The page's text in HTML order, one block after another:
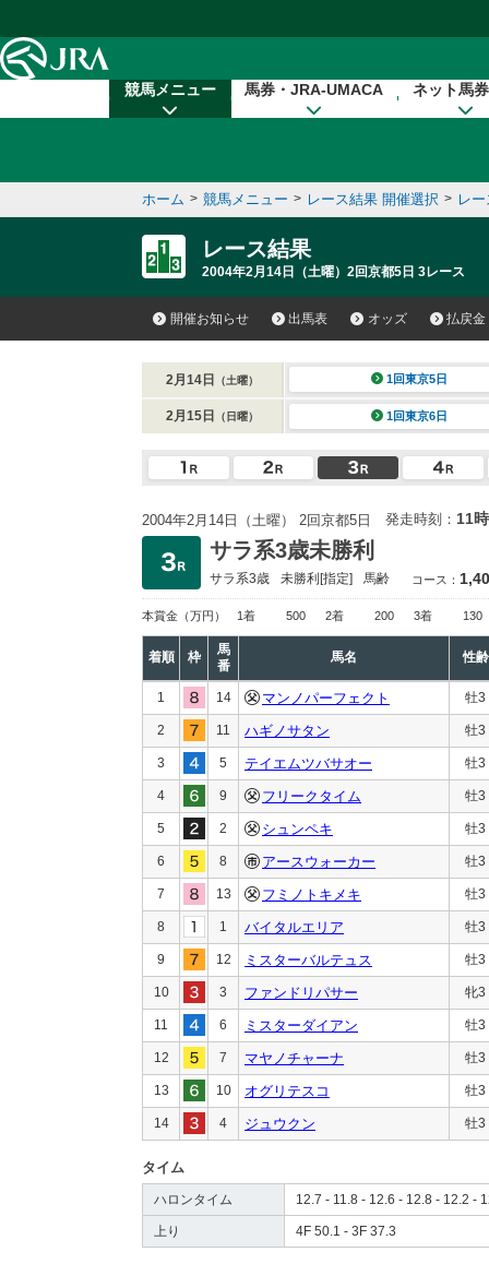
競馬メニュー 馬券・JRA-UMACA ネット馬
ホーム > 競馬メニュー > レース結果 開催選択 > レ
レース結果
2004年2月14日（土曜）2回京都5日 3レース
開催お知らせ 出馬表 オッズ 払戻金
2月14日 （土曜） 1回東京5日
2月15日 （日曜） 1回東京6日
2004年2月14日（土曜） 2回京都5日 発走時刻： 11
サラ系3歳未勝利
サラ系3歳 未勝利[指定] 馬齢 コース：
本賞金 （万円） 1着 500 2着 200 3着 130
着順 枠
馬
番
馬名 性齢
1 14 マンノパーフェクト 牡3
2 11 ハギノサタン 牡3
3 5 テイエムツバサオー 牡3
4 9 フリークタイム 牡3
5 2 シュンペキ 牡3
6 8 アースウォーカー 牡3
7 13 フミノトキメキ 牡3
8 1 バイタルエリア 牡3
9 12 ミスターバルテュス 牡3
10 3 ファンドリパサー 牝3
11 6 ミスターダイアン 牡3
12 7 マヤノチャーナ 牡3
13 10 オグリテスコ 牡3
14 4 ジュウクン 牡3
タイム
ハロンタイム 12.7 - 11.8 - 12.6 - 12.8 - 12.2 -
上り 4F 50.1 - 3F 37.3